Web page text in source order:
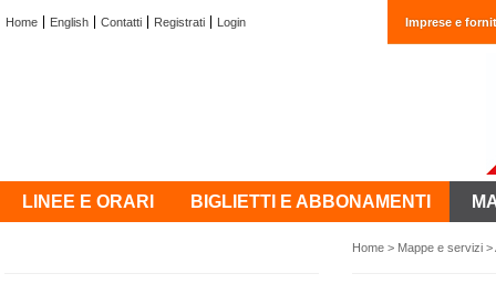
Home English Contatti Registrati Login Imprese e
LINEE E ORARI BIGLIETTI E ABBONAMENTI
Home > Mappe e servizi >